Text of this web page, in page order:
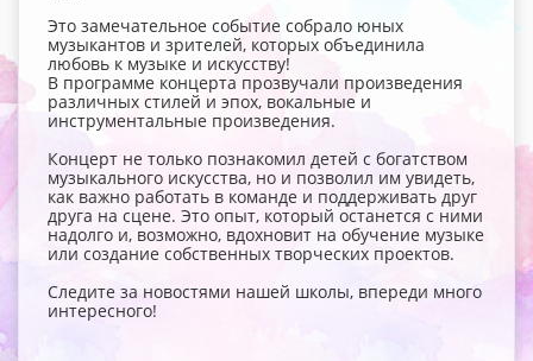
Это замечательное событие собрало юных
музыкантов и зрителей, которых объединила
любовь к музыке и искусству!
В программе концерта прозвучали произведения
различных стилей и эпох, вокальные и
инструментальные произведения.
Концерт не только познакомил детей с богатством
музыкального искусства, но и позволил им увидеть,
как важно работать в команде и поддерживать друг
друга на сцене. Это опыт, который останется с ними
надолго и, возможно, вдохновит на обучение музыке
или создание собственных творческих проектов.
Следите за новостями нашей школы, впереди много
интересного!